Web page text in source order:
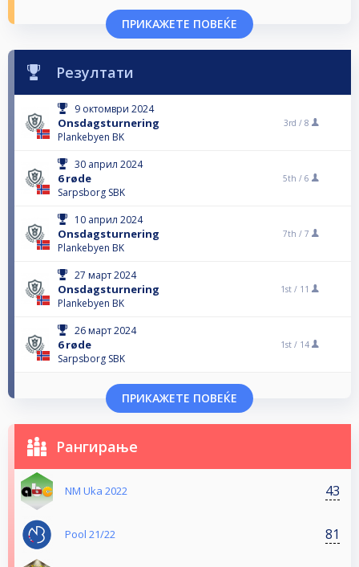
ПРИКАЖЕТЕ ПОВЕЌЕ
Резултати
9 октомври 2024
Onsdagsturnering
Plankebyen BK
3rd / 8
30 април 2024
6 røde
Sarpsborg SBK
5th / 6
10 април 2024
Onsdagsturnering
Plankebyen BK
7th / 7
27 март 2024
Onsdagsturnering
Plankebyen BK
1st / 11
26 март 2024
6 røde
Sarpsborg SBK
1st / 14
ПРИКАЖЕТЕ ПОВЕЌЕ
Рангирање
NM Uka 2022 43
Pool 21/22 81